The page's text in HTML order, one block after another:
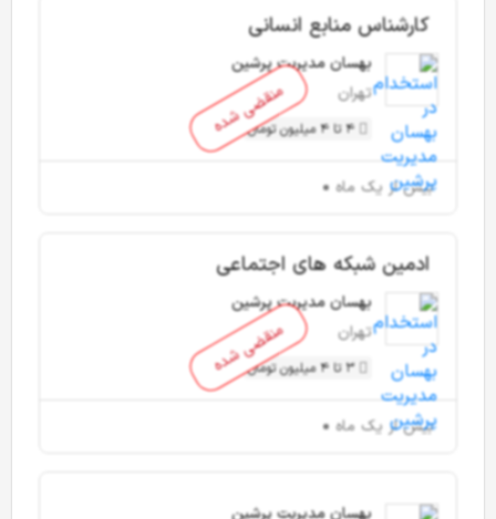
منقضی شده
کارشناس منابع انسانی
بهسان مدیریت پرشین
تهران
4 تا 4 میلیون تومان
بیش از یک ماه
منقضی شده
ادمین شبکه های اجتماعی
بهسان مدیریت پرشین
تهران
3 تا 4 میلیون تومان
بیش از یک ماه
بهسان مدیریت پرشین